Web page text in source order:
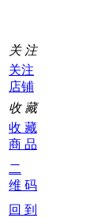
关 注
关注
店铺
收 藏
收 藏
商 品
二
维 码
回 到